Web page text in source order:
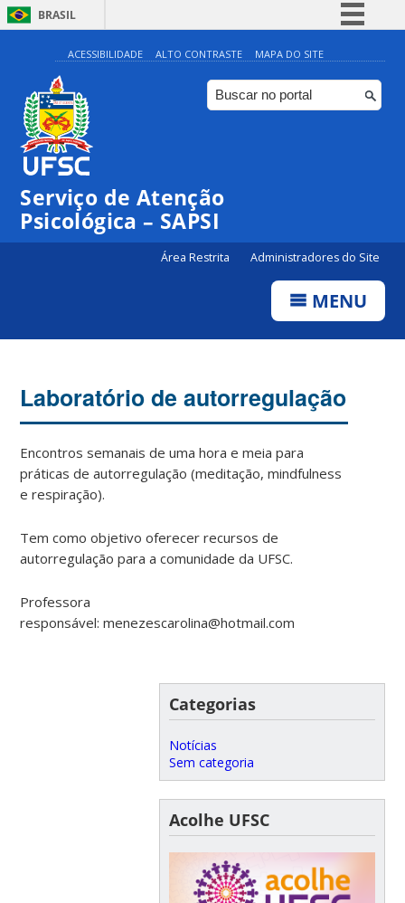
BRASIL
Simplifique!
Comunica BR
Participe
ACESSIBILIDADE ALTO CONTRASTE MAPA DO SITE
Serviço de Atenção
Psicológica – SAPSI
Área Restrita Administradores do Site
MENU
Laboratório de autorregulação
Encontros semanais de uma hora e meia para
práticas de autorregulação (meditação, mindfulness
e respiração).
Tem como objetivo oferecer recursos de
autorregulação para a comunidade da UFSC.
Professora
responsável: menezescarolina@hotmail.com
Categorias
Notícias
Sem categoria
Acolhe UFSC